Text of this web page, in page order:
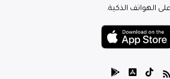
الهواتف الذكية.